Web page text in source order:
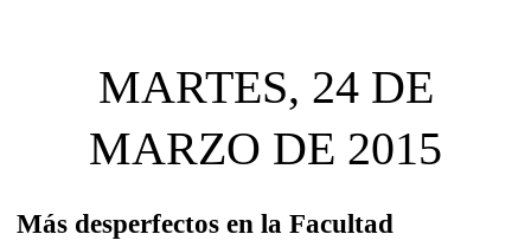
MARTES, 24 DE
MARZO DE 2015
Más desperfectos en la Facultad